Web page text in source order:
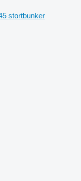
stortbunker